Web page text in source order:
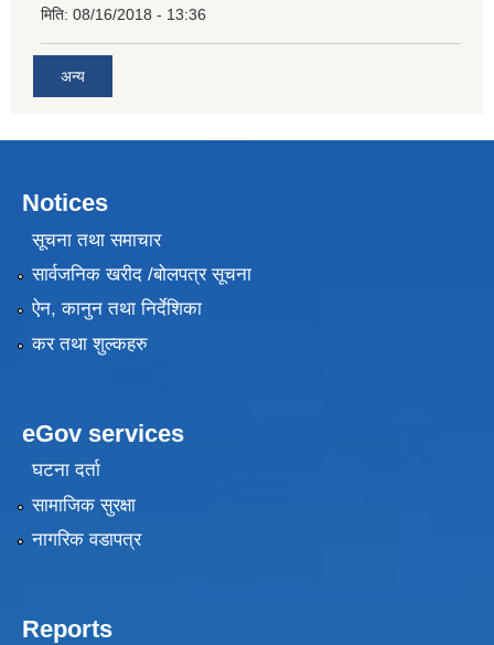
मिति: 08/16/2018 - 13:36
अन्य
Notices
सूचना तथा समाचार
सार्वजनिक खरीद /बोलपत्र सूचना
ऐन, कानुन तथा निर्देशिका
कर तथा शुल्कहरु
eGov services
घटना दर्ता
सामाजिक सुरक्षा
नागरिक वडापत्र
Reports